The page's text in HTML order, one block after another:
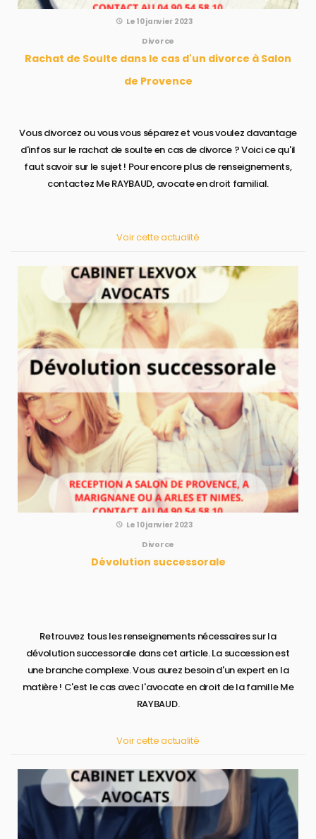
Le 10 janvier 2023
Divorce
Rachat de Soulte dans le cas d'un divorce à Salon
de Provence
Vous divorcez ou vous vous séparez et vous voulez davantage
d'infos sur le rachat de soulte en cas de divorce ? Voici ce qu'il
faut savoir sur le sujet ! Pour encore plus de renseignements,
contactez Me RAYBAUD, avocate en droit familial.
Voir cette actualité
Le 10 janvier 2023
Divorce
Dévolution successorale
Retrouvez tous les renseignements nécessaires sur la
dévolution successorale dans cet article. La succession est
une branche complexe. Vous aurez besoin d'un expert en la
matière ! C'est le cas avec l'avocate en droit de la famille Me
RAYBAUD.
Voir cette actualité